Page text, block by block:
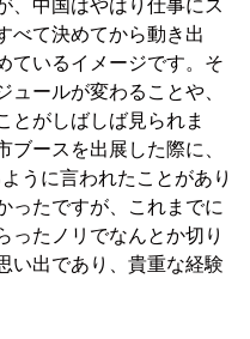
中国はやはり仕事にス
べて決めてから動き出
ているイメージです。そ
ールが変わることや、
とがしばしば見られま
ースを出展した際に、
うに言われたことがあり
ったですが、これまでに
ったノリでなんとか切り
い出であり、貴重な経験